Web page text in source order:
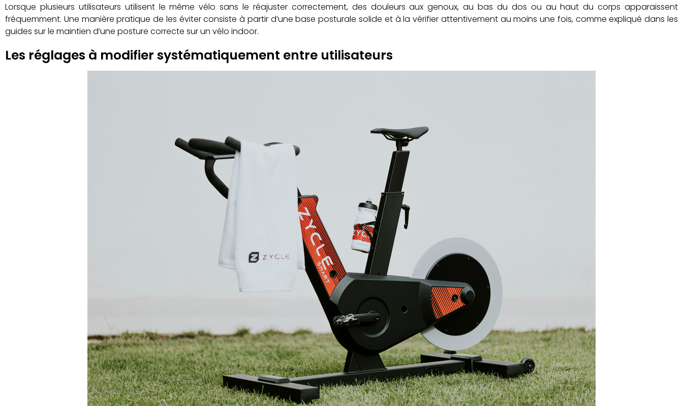
Lorsque plusieurs utilisateurs utilisent le même vélo sans le réajuster correctement, des douleurs aux genoux, au bas du dos ou au haut du corps apparaissent
fréquemment. Une manière pratique de les éviter consiste à partir d’une base posturale solide et à la vérifier attentivement au moins une fois, comme expliqué dans les
guides sur le maintien d’une posture correcte sur un vélo indoor.
Les réglages à modifier systématiquement entre utilisateurs